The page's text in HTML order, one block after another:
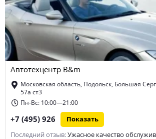
Автотехцентр B&m
Московская область, Подольск, Большая
57а ст3
Пн-Вс: 10:00—21:00
+7 (495) 926 Показать
Последний отзыв: Ужасное качество